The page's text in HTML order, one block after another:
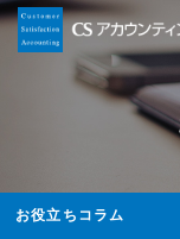
お役立ちコラム